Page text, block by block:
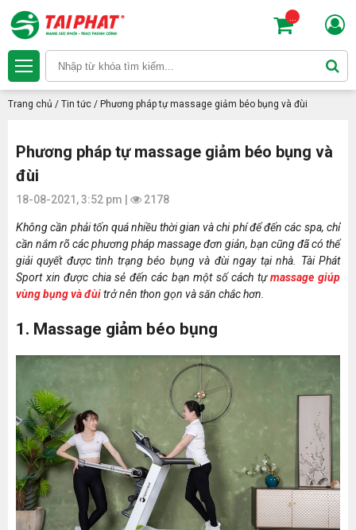
Trang chủ / Tin tức / Phương pháp tự massage giảm béo bụng và đùi
Phương pháp tự massage giảm béo bụng và
đùi
18-08-2021, 3:52 pm | 2178
Không cần phải tốn quá nhiều thời gian và chi phí để đến các spa, chỉ
cần nắm rõ các phương pháp massage đơn giản, bạn cũng đã có thể
giải quyết được tình trạng béo bụng và đùi ngay tại nhà. Tài Phát
Sport xin được chia sẻ đến các bạn một số cách tựmassage giúp
vùng bụng và đùitrở nên thon gọn và săn chắc hơn.
1. Massage giảm béo bụng